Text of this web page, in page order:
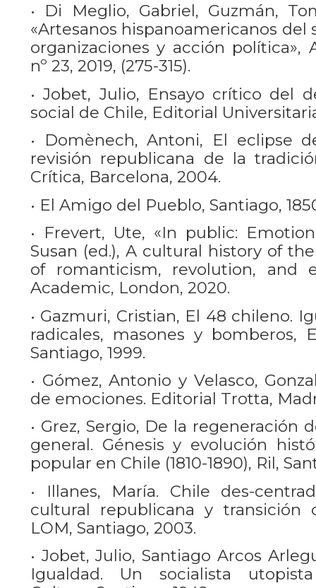
• Di Meglio, Gabriel, Guzmán,
«Artesanos hispanoamericanos del
organizaciones y acción política»,
nº 23, 2019, (275-315).
• Jobet, Julio, Ensayo crítico del
social de Chile, Editorial
• Domènech, Antoni, El eclipse
revisión republicana de la
Crítica, Barcelona, 2004.
• El Amigo del Pueblo, Santiago,
• Frevert, Ute, «In public:
Susan (ed.), A cultural history of
of romanticism, revolution, and
Academic, London, 2020.
• Gazmuri, Cristian, El 48 chileno.
radicales, masones y bomberos,
Santiago, 1999.
• Gómez, Antonio y Velasco,
de emociones. Editorial Trotta,
• Grez, Sergio, De la regeneración
general. Génesis y evolución
popular en Chile (1810-1890), Ril,
• Illanes, María. Chile des-
cultural republicana y transición
LOM, Santiago, 2003.
• Jobet, Julio, Santiago Arcos
Igualdad. Un socialista